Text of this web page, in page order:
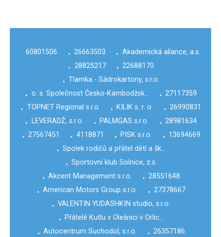
60801506 • 26663503 • Akademická aliance, a.s.
• 28825217 • 22688170
• Tlamka - Sádrokartony, s.r.o.
• o. s. Společnost Česko-Kambodžsk… • 27117359
• TOPNET Regional s.r.o. • KILIK s. r. o. • 26990831
•
LEVERADŽ, s.r.o. • PALMGAS s.r.o. • 28981634
• 27567451 • 4118871 • PISK s.r.o. • 13694669
• Spolek rodičů a přátel dětí a šk…
• Sportovní klub Solnice, z.s.
• Akcent Management s.r.o. • 28551648
• American Motors Group s.r.o. • 27378667
• VALENTIN YUDASHKIN studio, s.r.o.
• Přátelé Kutlu v Olešnici v Orlic…
• Autocentrum Suchodol, s.r.o. • 26357186